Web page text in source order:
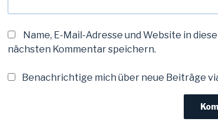
Name, E-Mail-Adresse und Website in
nächsten Kommentar speichern.
Benachrichtige mich über neue Beiträge